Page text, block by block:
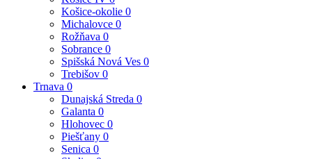
Košice-okolie 0
Michalovce 0
Rožňava 0
Sobrance 0
Spišská Nová Ves 0
Trebišov 0
Trnava 0
Dunajská Streda 0
Galanta 0
Hlohovec 0
Piešťany 0
Senica 0